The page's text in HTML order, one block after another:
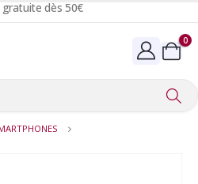
gratuite dès 50€
0